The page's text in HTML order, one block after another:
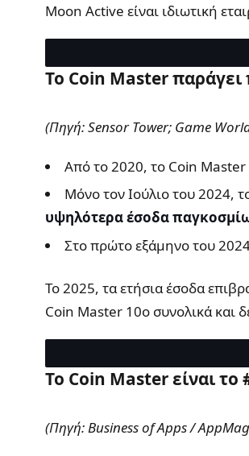
Moon Active είναι ιδιωτική
Το Coin Master παράγει
(Πηγή: Sensor Tower; Game
Από το 2020, το Coin Master
Μόνο τον Ιούλιο του 2024,
υψηλότερα έσοδα
Στο πρώτο εξάμηνο του
Το 2025, τα ετήσια έσοδα
Coin Master 10ο συνολικά και
Το Coin Master είναι
(Πηγή: Business of Apps /